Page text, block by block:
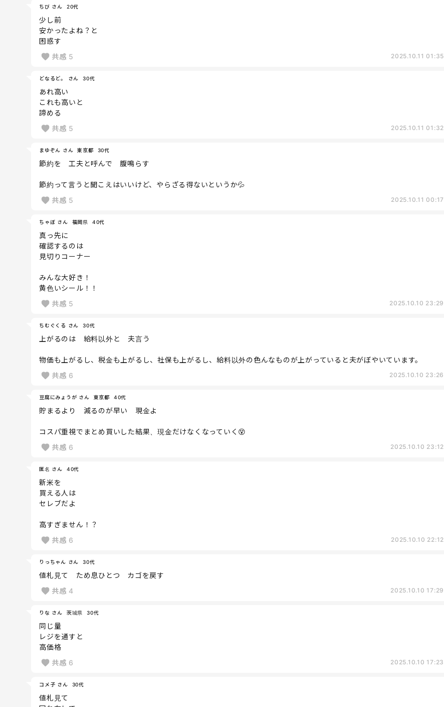
ちび さん 20代
少し前
安かったよね？と
困惑す
共感 5 2025.10.11 01:35
どなるど。 さん 30代
あれ高い
これも高いと
諦める
共感 5 2025.10.11 01:32
まゆぞん さん 東京都 30代
節約を 工夫と呼んで 腹鳴らす
節約って言うと聞こえはいいけど、やらざる得ないというか💦
共感 5 2025.10.11 00:17
ちゃぼ さん 福岡県 40代
真っ先に
確認するのは
見切りコーナー
みんな大好き！
黄色いシール！！
共感 5 2025.10.10 23:29
ちむぐくる さん 30代
上がるのは 給料以外と 夫言う
物価も上がるし、税金も上がるし、社保も上がるし、給料以外の色んなものが上がっていると夫がぼやいています。
共感 6 2025.10.10 23:26
豆腐にみょうが さん 東京都 40代
貯まるより 減るのが早い 現金よ
コスパ重視でまとめ買いした結果、現金だけなくなっていく😵
共感 6 2025.10.10 23:12
匿名 さん 40代
新米を
買える人は
セレブだよ
高すぎません！？
共感 6 2025.10.10 22:12
りっちゃん さん 30代
値札見て ため息ひとつ カゴを戻す
共感 4 2025.10.10 17:29
りな さん 茨城県 30代
同じ量
レジを通すと
高価格
共感 6 2025.10.10 17:23
コメ子 さん 30代
値札見て